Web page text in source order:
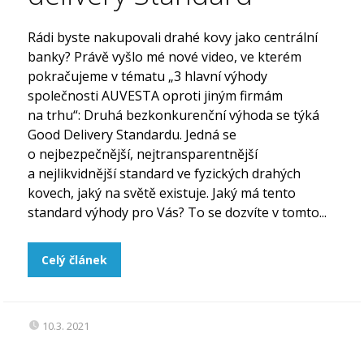
Rádi byste nakupovali drahé kovy jako centrální
banky? Právě vyšlo mé nové video, ve kterém
pokračujeme v tématu „3 hlavní výhody
společnosti AUVESTA oproti jiným firmám
na trhu“: Druhá bezkonkurenční výhoda se týká
Good Delivery Standardu. Jedná se
o nejbezpečnější, nejtransparentnější
a nejlikvidnější standard ve fyzických drahých
kovech, jaký na světě existuje. Jaký má tento
standard výhody pro Vás? To se dozvíte v tomto...
Celý článek
10.3. 2021